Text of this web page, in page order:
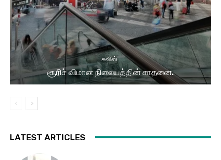
சுவிஸ்
சூரிச் விமான நிலையத்தின் சாதனை.
LATEST ARTICLES